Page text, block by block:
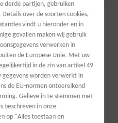
op onze maandelijkse
van onze nieuwe
tandheelkundig gebied.
derde partijen, gebruiken
Details over de soorten cookies,
vindt u hieronder en in
gevallen maken wij gebruik
verwerken in
de Europese Unie. Met uw
in de zin van artikel 49
gegevens worden verwerkt in
de EU-normen ontoereikend
Gelieve in te stemmen met
beschreven in onze
op "Alles toestaan en